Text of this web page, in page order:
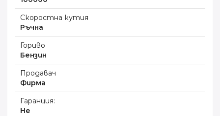
Скоростна кутия
Ръчна
Гориво
Бензин
Продавач
Фирма
Гаранция:
Не